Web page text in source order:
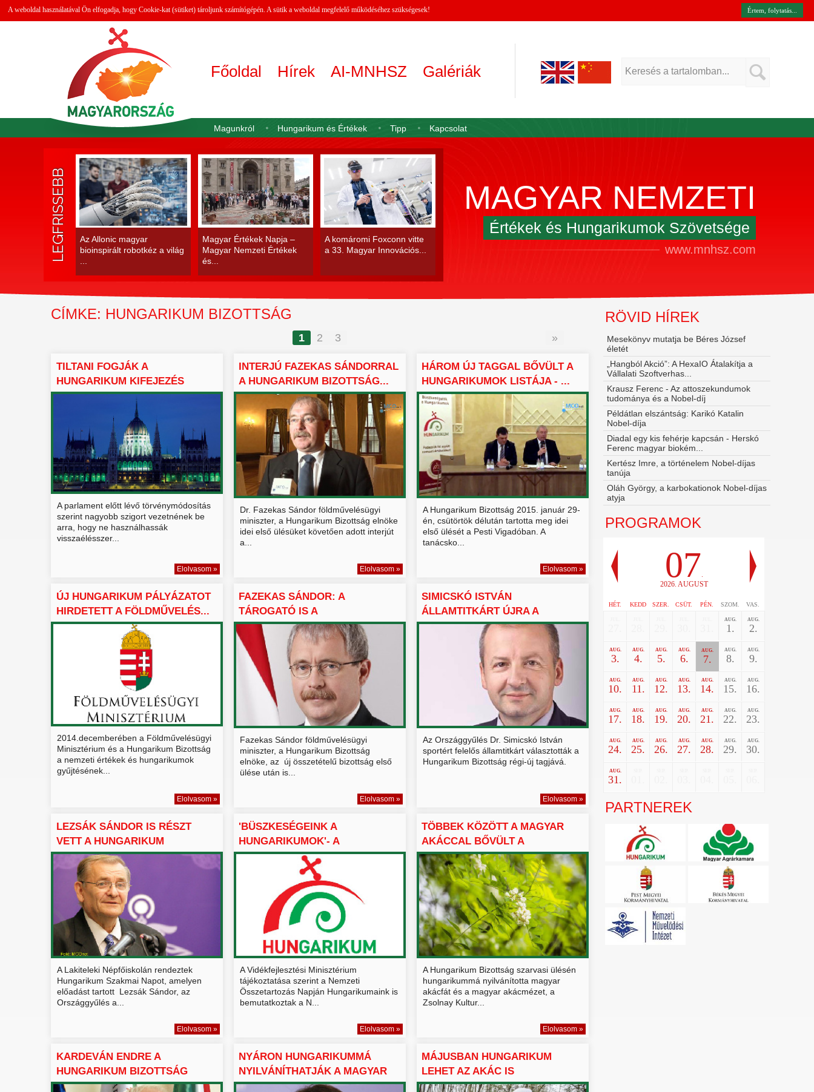
A weboldal használatával Ön elfogadja, hogy Cookie-kat (sütiket) tároljunk számítógépén. A sütik a weboldal megfelelő működéséhez szükségesek! Értem, folytatás...
Főoldal Hírek AI-MNHSZ Galériák
Magunkról Hungarikum és Értékek Tipp Kapcsolat
LEGFRISSEBB
Az Allonic magyar
bioinspirált robotkéz a világ
Magyar Értékek Napja –
Magyar Nemzeti Értékek
és...
A komáromi Foxconn vitte
a 33. Magyar Innovációs...
MAGYAR NEMZETI
Értékek és Hungarikumok Szövetsége
www.mnhsz.com
CÍMKE: HUNGARIKUM BIZOTTSÁG
1 2 3 »
TILTANI FOGJÁK A
HUNGARIKUM KIFEJEZÉS
VISSZAÉLÉS...
A parlament előtt lévő törvénymódosítás
szerint nagyobb szigort vezetnének be
arra, hogy ne használhassák
visszaélésszer...
Elolvasom »
INTERJÚ FAZEKAS SÁNDORRAL
A HUNGARIKUM BIZOTTSÁG...
Dr. Fazekas Sándor földművelésügyi
miniszter, a Hungarikum Bizottság elnöke
idei első ülésüket követően adott interjút
a...
Elolvasom »
HÁROM ÚJ TAGGAL BŐVÜLT A
HUNGARIKUMOK LISTÁJA - ...
A Hungarikum Bizottság 2015. január 29-
én, csütörtök délután tartotta meg idei
első ülését a Pesti Vigadóban. A
tanácsko...
Elolvasom »
ÚJ HUNGARIKUM PÁLYÁZATOT
HIRDETETT A FÖLDMŰVELÉS...
2014.decemberében a Földművelésügyi
Minisztérium és a Hungarikum Bizottság
a nemzeti értékek és hungarikumok
gyűjtésének...
Elolvasom »
FAZEKAS SÁNDOR: A
TÁROGATÓ IS A
HUNGARIKUMOK KÖZ...
Fazekas Sándor földművelésügyi
miniszter, a Hungarikum Bizottság
elnöke, az új összetételű bizottság első
ülése után is...
Elolvasom »
SIMICSKÓ ISTVÁN
ÁLLAMTITKÁRT ÚJRA A
HUNGARIKUM B...
Az Országgyűlés Dr. Simicskó István
sportért felelős államtitkárt választották a
Hungarikum Bizottság régi-új tagjává.
Elolvasom »
LEZSÁK SÁNDOR IS RÉSZT
VETT A HUNGARIKUM
SZAKMAI...
A Lakiteleki Népfőiskolán rendeztek
Hungarikum Szakmai Napot, amelyen
előadást tartott Lezsák Sándor, az
Országgyűlés a...
Elolvasom »
'BÜSZKESÉGEINK A
HUNGARIKUMOK'- A
HUNGARIKUM BIZ...
A Vidékfejlesztési Minisztérium
tájékoztatása szerint a Nemzeti
Összetartozás Napján Hungarikumaink is
bemutatkoztak a N...
Elolvasom »
TÖBBEK KÖZÖTT A MAGYAR
AKÁCCAL BŐVÜLT A
HUNGARIK...
A Hungarikum Bizottság szarvasi ülésén
hungarikummá nyilvánította magyar
akácfát és a magyar akácmézet, a
Zsolnay Kultur...
Elolvasom »
KARDEVÁN ENDRE A
HUNGARIKUM BIZOTTSÁG
CÉLJAIRÓL ...
NYÁRON HUNGARIKUMMÁ
NYILVÁNÍTHATJÁK A MAGYAR
VÉD...
MÁJUSBAN HUNGARIKUM
LEHET AZ AKÁC IS
RÖVID HÍREK
Mesekönyv mutatja be Béres József
életét
„Hangból Akció”: A HexaIO Átalakítja a
Vállalati Szoftverhas...
Krausz Ferenc - Az attoszekundumok
tudománya és a Nobel‑díj
Példátlan elszántság: Karikó Katalin
Nobel-díja
Diadal egy kis fehérje kapcsán - Herskó
Ferenc magyar biokém...
Kertész Imre, a történelem Nobel-díjas
tanúja
Oláh György, a karbokationok Nobel-díjas
atyja
PROGRAMOK
07.
2026. AUGUST
HÉT. KEDD SZER. CSÜT. PÉN. SZOM. VAS.
AUG.
1.
AUG.
2.
AUG.
3.
AUG.
4.
AUG.
5.
AUG.
6.
AUG.
7.
AUG.
8.
AUG.
9.
AUG.
10.
AUG.
11.
AUG.
12.
AUG.
13.
AUG.
14.
AUG.
15.
AUG.
16.
AUG.
17.
AUG.
18.
AUG.
19.
AUG.
20.
AUG.
21.
AUG.
22.
AUG.
23.
AUG.
24.
AUG.
25.
AUG.
26.
AUG.
27.
AUG.
28.
AUG.
29.
AUG.
30.
AUG.
31.
PARTNEREK